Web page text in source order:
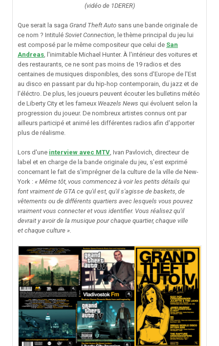
(vidéo de 1DERER)
Que serait la saga Grand Theft Auto sans une bande originale de
ce nom ? Intitulé Soviet Connection , le thème principal du jeu lui
est composé par le même compositeur que celui de San
Andreas , l'inimitable Michael Hunter. À l'intérieur des voitures et
des restaurants, ce ne sont pas moins de 19 radios et des
centaines de musiques disponibles, des sons d'Europe de l'Est
au disco en passant par du hip-hop contemporain, du jazz et de
l'éléctro. De plus, les joueurs peuvent écouter les bulletins météo
de Liberty City et les fameux Weazels News qui évoluent selon la
progression du joueur. De nombreux artistes connus ont par
ailleurs participé et animé les différentes radios afin d'apporter
plus de réalisme.
Lors d'une interview avec MTV , Ivan Pavlovich, directeur de
label et en charge de la bande originale du jeu, s'est exprimé
concernant le fait de s'imprégner de la culture de la ville de New-
York : « Même tôt, vous commencez à voir les petits détails qui
font vraiment de GTA ce qu'il est, qu'il s'agisse de baskets, de
vêtements ou de différents quartiers avec lesquels vous pouvez
vraiment vous connecter et vous identifier. Vous réalisez qu'il
devrait y avoir de la musique pour chaque quartier, chaque ville
et chaque culture ».